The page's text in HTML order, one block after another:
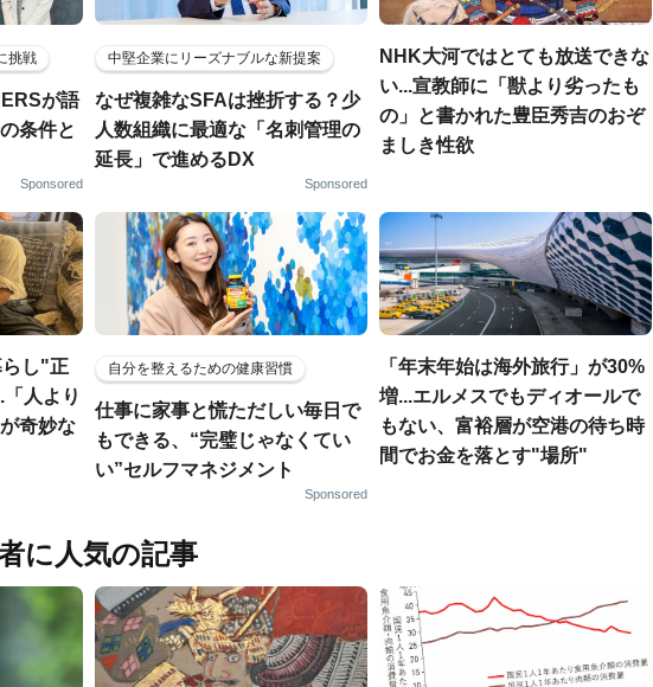
挑戦
が語
条件と
Sponsored
中堅企業にリーズナブルな新提案
なぜ複雑なSFAは挫折する？少
人数組織に最適な「名刺管理の
延長」で進めるDX
Sponsored
NHK大河ではとても放送できな
い...宣教師に「獣より劣ったも
の」と書かれた豊臣秀吉のおぞ
ましき性欲
らし"正
人より
奇妙な
自分を整えるための健康習慣
仕事に家事と慌ただしい毎日で
もできる、“完璧じゃなくてい
い”セルフマネジメント
Sponsored
「年末年始は海外旅行」が30%
増...エルメスでもディオールで
もない、富裕層が空港の待ち時
間でお金を落とす"場所"
に人気の記事